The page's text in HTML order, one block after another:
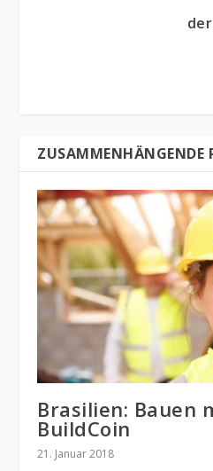
ZUSAMMENHÄNGENDE
Brasilien: Bauen
BuildCoin
21. Januar 2018